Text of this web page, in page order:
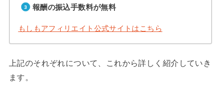
報酬の振込手数料が無料
もしもアフィリエイト公式サイトはこちら
上記のそれぞれについて、これから詳しく紹介していき
ます。